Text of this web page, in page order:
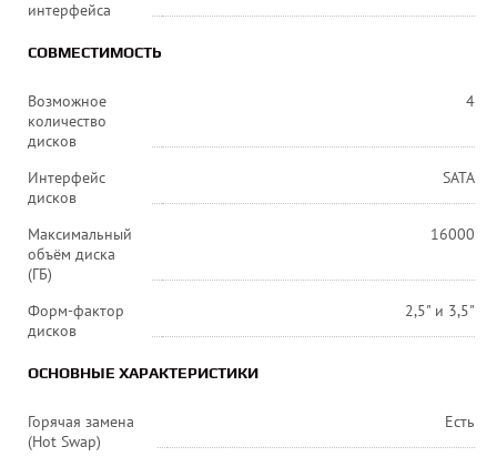
интерфейса
СОВМЕСТИМОСТЬ
Возможное
количество
дисков
4
Интерфейс
дисков
SATA
Максимальный
объём диска
(ГБ)
16000
Форм-фактор
дисков
2,5" и 3,5"
ОСНОВНЫЕ ХАРАКТЕРИСТИКИ
Горячая замена
(Hot Swap)
Есть